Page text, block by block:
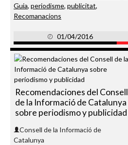
Guia, periodisme, publicitat,
Recomanacions
01/04/2016
Recomendaciones del Consell
de la Informació de Catalunya
sobre periodismo y publicidad
Consell de la Informació de
Catalunya